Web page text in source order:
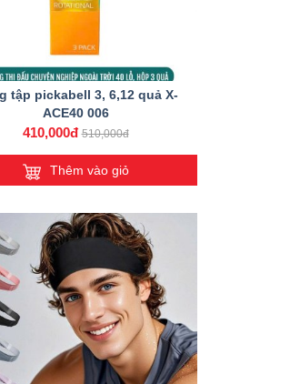
tập pickabell 3, 6,12 quả X-
ACE40 006
410,000đ 510,000đ
Thêm vào giỏ